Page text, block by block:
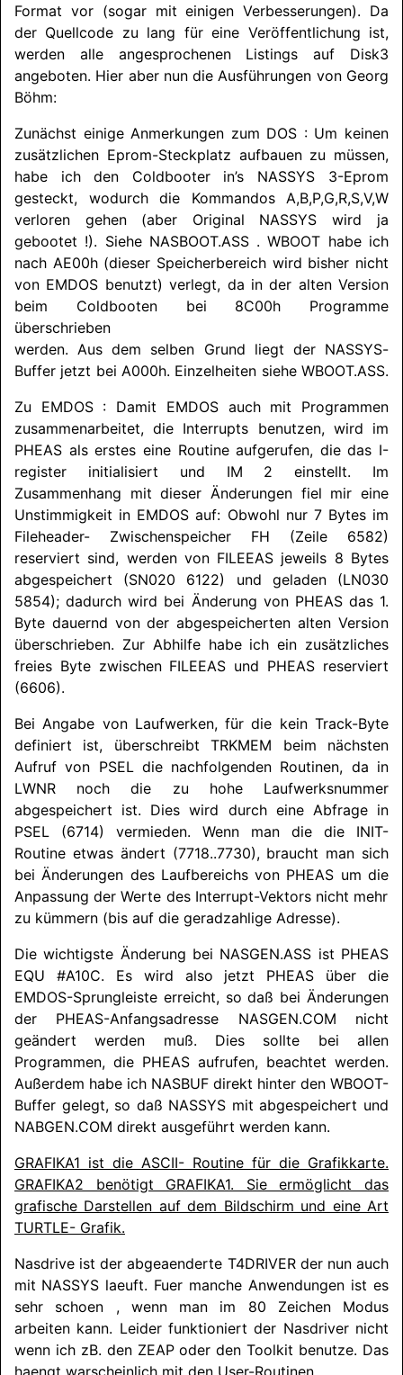
Format vor (sogar mit einigen Verbesserungen). Da
der Quellcode zu lang für eine Veröffentlichung ist,
werden alle angesprochenen Listings auf Disk3
angeboten. Hier aber nun die Ausführungen von Georg
Böhm:
Zunächst einige Anmerkungen zum DOS : Um keinen
zusätzlichen Eprom-Steckplatz aufbauen zu müssen,
habe ich den Coldbooter in’s NASSYS 3-Eprom
gesteckt, wodurch die Kommandos A,B,P,G,R,S,V,W
verloren gehen (aber Original NASSYS wird ja
gebootet !). Siehe NASBOOT.ASS . WBOOT habe ich
nach AE00h (dieser Speicherbereich wird bisher nicht
von EMDOS benutzt) verlegt, da in der alten Version
beim Coldbooten bei 8C00h Programme
überschrieben
werden. Aus dem selben Grund liegt der NASSYS-
Buffer jetzt bei A000h. Einzelheiten siehe WBOOT.ASS.
Zu EMDOS : Damit EMDOS auch mit Programmen
zusammenarbeitet, die Interrupts benutzen, wird im
PHEAS als erstes eine Routine aufgerufen, die das I-
register initialisiert und IM 2 einstellt. Im
Zusammenhang mit dieser Änderungen fiel mir eine
Unstimmigkeit in EMDOS auf: Obwohl nur 7 Bytes im
Fileheader- Zwischenspeicher FH (Zeile 6582)
reserviert sind, werden von FILEEAS jeweils 8 Bytes
abgespeichert (SN020 6122) und geladen (LN030
5854); dadurch wird bei Änderung von PHEAS das 1.
Byte dauernd von der abgespeicherten alten Version
überschrieben. Zur Abhilfe habe ich ein zusätzliches
freies Byte zwischen FILEEAS und PHEAS reserviert
(6606).
Bei Angabe von Laufwerken, für die kein Track-Byte
definiert ist, überschreibt TRKMEM beim nächsten
Aufruf von PSEL die nachfolgenden Routinen, da in
LWNR noch die zu hohe Laufwerksnummer
abgespeichert ist. Dies wird durch eine Abfrage in
PSEL (6714) vermieden. Wenn man die die INIT-
Routine etwas ändert (7718..7730), braucht man sich
bei Änderungen des Laufbereichs von PHEAS um die
Anpassung der Werte des Interrupt-Vektors nicht mehr
zu kümmern (bis auf die geradzahlige Adresse).
Die wichtigste Änderung bei NASGEN.ASS ist PHEAS
EQU #A10C. Es wird also jetzt PHEAS über die
EMDOS-Sprungleiste erreicht, so daß bei Änderungen
der PHEAS-Anfangsadresse NASGEN.COM nicht
geändert werden muß. Dies sollte bei allen
Programmen, die PHEAS aufrufen, beachtet werden.
Außerdem habe ich NASBUF direkt hinter den WBOOT-
Buffer gelegt, so daß NASSYS mit abgespeichert und
NABGEN.COM direkt ausgeführt werden kann.
GRA­FIKA1 ist die ASCII- Routine für die Grafikkarte.
GRA­FIKA2 benötigt GRA­FIKA1. Sie ermöglicht das
grafische Darstellen auf dem Bildschirm und eine Art
TURTLE- Grafik.
Nasdrive ist der abgeaenderte T4DRIVER der nun auch
mit NASSYS laeuft. Fuer manche Anwendungen ist es
sehr schoen , wenn man im 80 Zeichen Modus
arbeiten kann. Leider funktioniert der Nasdriver nicht
wenn ich zB. den ZEAP oder den Toolkit benutze. Das
haengt warscheinlich mit den User-Routinen